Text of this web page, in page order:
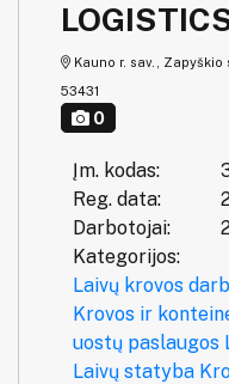
Kauno r. sav., Zapyškio
53431
0
Įm. kodas:
Reg. data:
Darbotojai:
Kategorijos:
Laivų krovos
Krovos ir
uostų paslaugos
Laivų statyba